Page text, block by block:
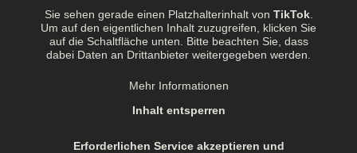
Sie sehen gerade einen Platzhalterinhalt von TikTok.
Um auf den eigentlichen Inhalt zuzugreifen, klicken Sie
auf die Schaltfläche unten. Bitte beachten Sie, dass
dabei Daten an Drittanbieter weitergegeben werden.
Mehr Informationen
Inhalt entsperren
Erforderlichen Service akzeptieren und